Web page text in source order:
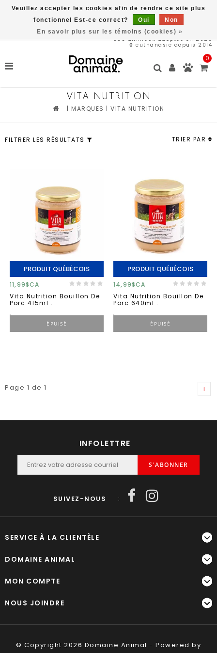
566animaux adoptés en 2026
0 euthanasie depuis 2014
0
VITA NUTRITION
|MARQUES |VITA NUTRITION
FILTRER LES RÉSULTATS TRIER PAR
PRODUIT QUÉBÉCOIS
11,99$CA
Vita Nutrition Bouillon De
Porc 415ml .
ÉPUISÉ
PRODUIT QUÉBÉCOIS
14,99$CA
Vita Nutrition Bouillon De
Porc 640ml .
ÉPUISÉ
Page 1 de 1 1
INFOLETTRE
S'ABONNER
SUIVEZ-NOUS :
SERVICE À LA CLIENTÈLE
DOMAINE ANIMAL
MON COMPTE
NOUS JOINDRE
© Copyright 2026 Domaine Animal - Powered by
Veuillez accepter les cookies afin de rendre ce site plus
fonctionnel Est-ce correct?
Oui
Non
En savoir plus sur les témoins (cookies) »
Livraison gratuite à partir de 89$*